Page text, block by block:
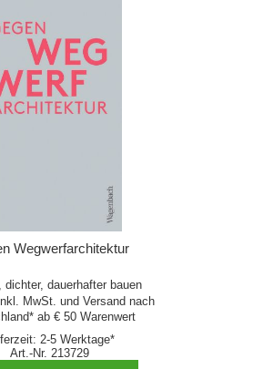
Wegwerfarchitektur
dichter, dauerhafter bauen
MwSt. und Versand nach
ab € 50 Warenwert
2-5 Werktage*
Art.-Nr. 213729